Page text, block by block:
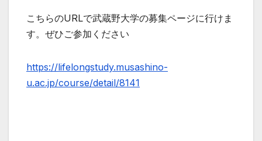
こちらのURLで武蔵野大学の募集ページに行けま
す。ぜひご参加ください
https://lifelongstudy.musashino-
u.ac.jp/course/detail/8141